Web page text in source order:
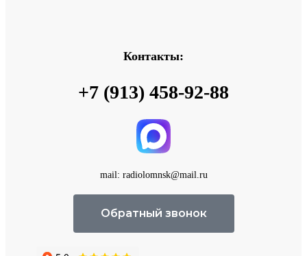
Контакты:
+7 (913) 458-92-88
mail: radiolomnsk@mail.ru
Обратный звонок